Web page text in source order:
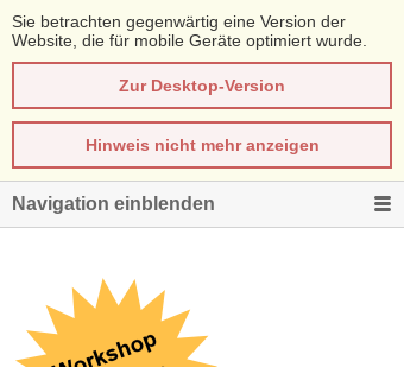
Sie betrachten gegenwärtig eine Version der
Website, die für mobile Geräte optimiert wurde.
Zur Desktop-Version
Hinweis nicht mehr anzeigen
Navigation einblenden